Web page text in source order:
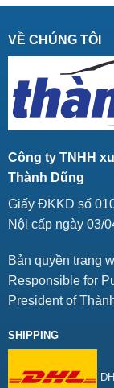
VỀ CHÚNG TÔI
Công ty TNHH
Thành Dũng
Giấy ĐKKD số
Nội cấp ngày 03/
Bản quyền trang
Responsible for
President of
SHIPPING